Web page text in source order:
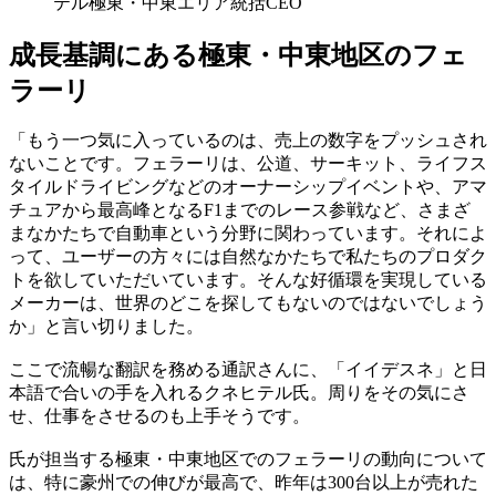
成長基調にある極東・中東地区のフェ
ラーリ
「もう一つ気に入っているのは、売上の数字をプッシュされ
ないことです。フェラーリは、公道、サーキット、ライフス
タイルドライビングなどのオーナーシップイベントや、アマ
チュアから最高峰となるF1までのレース参戦など、さまざ
まなかたちで自動車という分野に関わっています。それによ
って、ユーザーの方々には自然なかたちで私たちのプロダク
トを欲していただいています。そんな好循環を実現している
メーカーは、世界のどこを探してもないのではないでしょう
か」と言い切りました。
ここで流暢な翻訳を務める通訳さんに、「イイデスネ」と日
本語で合いの手を入れるクネヒテル氏。周りをその気にさ
せ、仕事をさせるのも上手そうです。
氏が担当する極東・中東地区でのフェラーリの動向について
は、特に豪州での伸びが最高で、昨年は300台以上が売れた